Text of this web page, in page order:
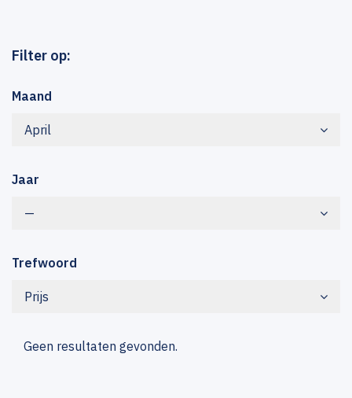
Filter op:
Maand
April
Jaar
—
Trefwoord
Prijs
Geen resultaten gevonden.